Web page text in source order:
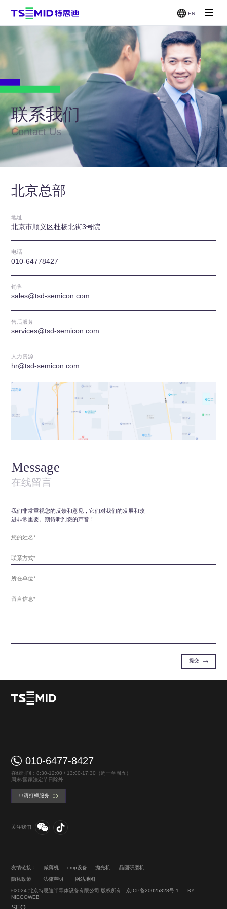
EN
单面抛光
机
双面抛光
机
CMP
联系我们
Contact Us
北京总部
地址
北京市顺义区杜杨北街3号院
电话
010-64778427
销售
sales@tsd-semicon.com
售后服务
services@tsd-semicon.com
人力资源
hr@tsd-semicon.com
Message
在线留言
我们非常重视您的反馈和意见，它们对我们的发展和改
进非常重要。期待听到您的声音！
提交
010-6477-8427
在线时间：8:30-12:00 / 13:00-17:30（周一至周五）
周末/国家法定节日除外
申请打样服务
关注我们
友情链接： 减薄机 cmp设备 抛光机 晶圆研磨机
隐私政策 · 法律声明 · 网站地图
©2024 北京特思迪半导体设备有限公司 版权所有 京ICP备20025328号-1
BY:
NIEGOWEB
SEO